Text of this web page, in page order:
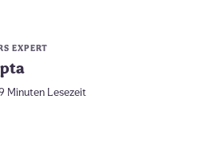
EXPERT
Minuten Lesezeit